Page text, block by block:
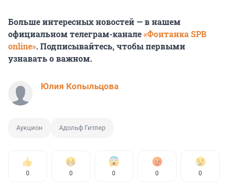
Больше интересных новостей — в нашем
официальном телеграм-канале«Фонтанка SPB
online». Подписывайтесь, чтобы первыми
узнавать о важном.
Юлия Копыльцова
Аукцион Адольф Гитлер
0 0 0 0 0